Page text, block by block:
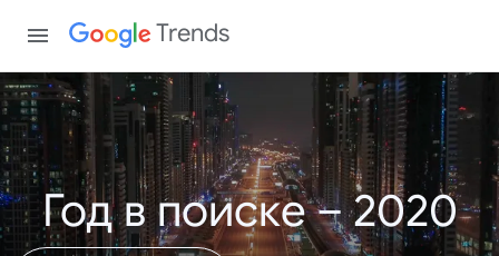
Trends
Год в поиске – 2020